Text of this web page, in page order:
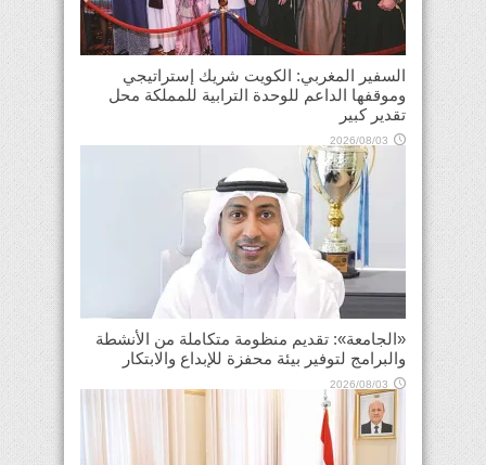
السفير المغربي: الكويت شريك إستراتيجي
وموقفها الداعم للوحدة الترابية للمملكة محل
تقدير كبير
2026/08/03
«الجامعة»: تقديم منظومة متكاملة من الأنشطة
والبرامج لتوفير بيئة محفزة للإبداع والابتكار
2026/08/03